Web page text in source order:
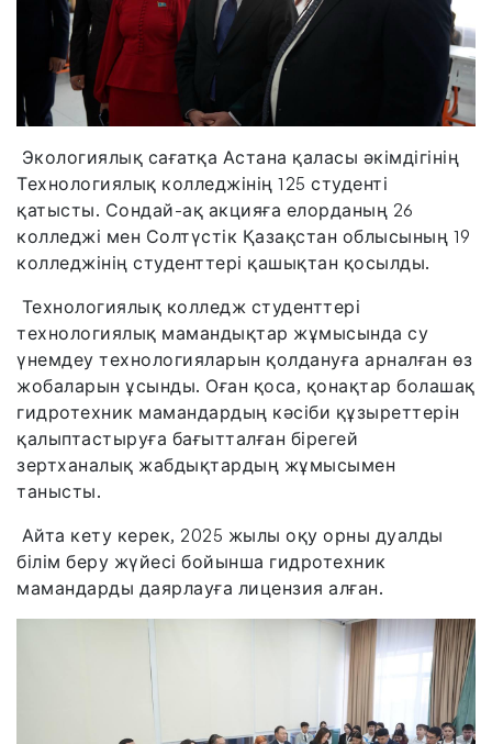
Экологиялық сағатқа Астана қаласы әкімдігінің
Технологиялық колледжінің 125 студенті
қатысты. Сондай-ақ акцияға елорданың 26
колледжі мен Солтүстік Қазақстан облысының 19
колледжінің студенттері қашықтан қосылды.
Технологиялық колледж студенттері
технологиялық мамандықтар жұмысында су
үнемдеу технологияларын қолдануға арналған өз
жобаларын ұсынды. Оған қоса, қонақтар болашақ
гидротехник мамандардың кәсіби құзыреттерін
қалыптастыруға бағытталған бірегей
зертханалық жабдықтардың жұмысымен
танысты.
Айта кету керек, 2025 жылы оқу орны дуалды
білім беру жүйесі бойынша гидротехник
мамандарды даярлауға лицензия алған.